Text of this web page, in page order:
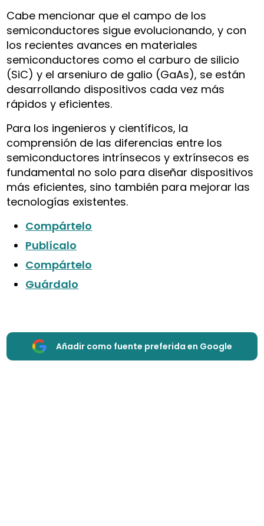
Cabe mencionar que el campo de los
semiconductores sigue evolucionando, y con
los recientes avances en materiales
semiconductores como el carburo de silicio
(SiC) y el arseniuro de galio (GaAs), se están
desarrollando dispositivos cada vez más
rápidos y eficientes.
Para los ingenieros y científicos, la
comprensión de las diferencias entre los
semiconductores intrínsecos y extrínsecos es
fundamental no solo para diseñar dispositivos
más eficientes, sino también para mejorar las
tecnologías existentes.
Compártelo
Publícalo
Compártelo
Guárdalo
Añadir como fuente preferida en Google